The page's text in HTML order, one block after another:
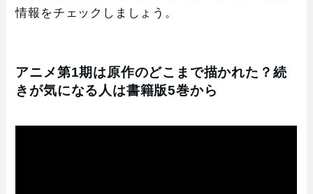
情報をチェックしましょう。
アニメ第1期は原作のどこまで描かれた？続
きが気になる人は書籍版5巻から